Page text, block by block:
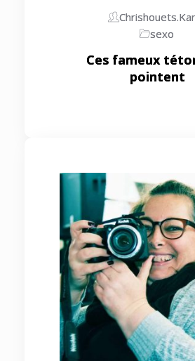
sexo
Ces fameux
pointent